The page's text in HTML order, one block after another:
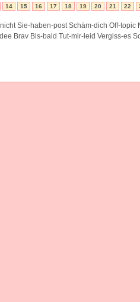
14 15 16 17 18 19 20 21 22
Sie-haben-post Schäm-dich Off-
Brav Bis-bald Tut-mir-leid Vergiss-es